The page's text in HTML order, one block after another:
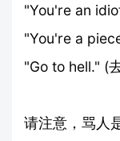
"You're an
"You're a
"Go to hell." (
请注意，骂人